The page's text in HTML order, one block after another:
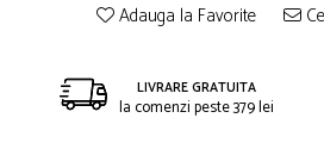
Adauga la Favorite
LIVRARE GRATUITA
la comenzi peste 379 lei